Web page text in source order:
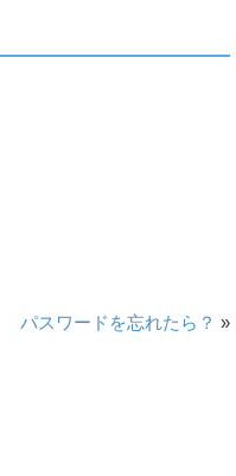
パスワードを忘れたら？ »